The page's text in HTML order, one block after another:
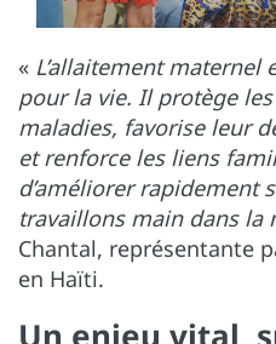
« L’allaitement maternel
pour la vie. Il protège
maladies, favorise leur
et renforce les liens
d’améliorer rapidement
travaillons main dans la
Chantal, représentante
en Haïti.